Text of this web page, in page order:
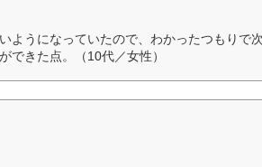
ようになっていたので、わかったつもりで次
できた点。（10代／女性）